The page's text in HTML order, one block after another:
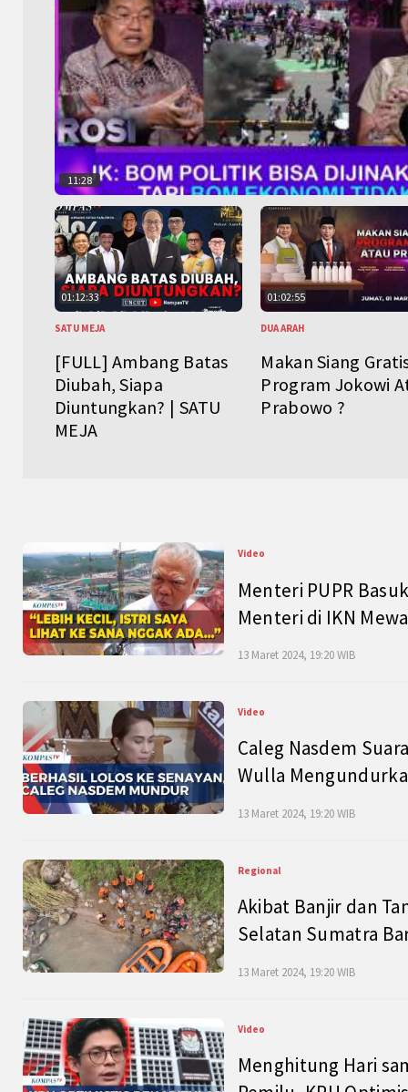
11:28
01:12:33
SATU MEJA
[FULL] Ambang Batas
Diubah, Siapa
Diuntungkan? | SATU
MEJA
01:02:55
DUA ARAH
Makan Siang
Program Jokowi
Prabowo ?
Video
Menteri PUPR
Menteri di IKN
13 Maret 2024, 19:20 WIB
Video
Caleg Nasdem
Wulla
13 Maret 2024, 19:20 WIB
Regional
Akibat Banjir dan
Selatan Sumatra
13 Maret 2024, 19:20 WIB
Video
Menghitung Hari